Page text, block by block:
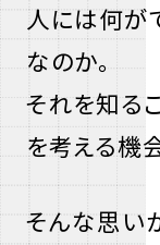
人には何が
なのか。
それを知る
を考える機
そんな思い